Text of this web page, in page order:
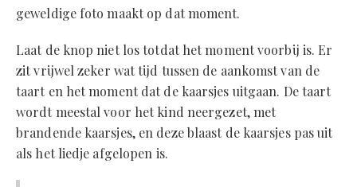
geweldige foto maakt op dat moment.
Laat de knop niet los totdat het moment voorbij is. Er
zit vrijwel zeker wat tijd tussen de aankomst van de
taart en het moment dat de kaarsjes uitgaan. De taart
wordt meestal voor het kind neergezet, met
brandende kaarsjes, en deze blaast de kaarsjes pas uit
als het liedje afgelopen is.